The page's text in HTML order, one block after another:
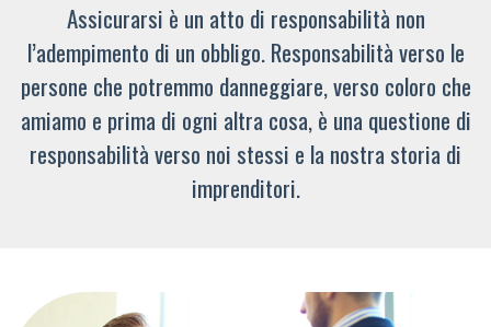
Assicurarsi è un atto di responsabilità non
l’adempimento di un obbligo. Responsabilità verso le
persone che potremmo danneggiare, verso coloro che
amiamo e prima di ogni altra cosa, è una questione di
responsabilità verso noi stessi e la nostra storia di
imprenditori.